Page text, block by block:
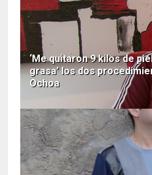
‘Me quitaron 9 kilos de
grasa’ los dos
Ochoa